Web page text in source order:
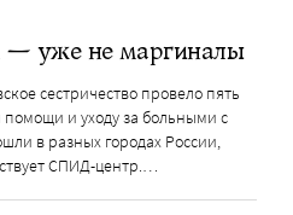
уже не маргиналы
сестричество провело пять
и уходу за больными с
в разных городах России,
СПИД-центр.…